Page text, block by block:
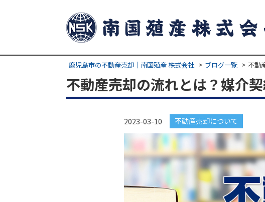
鹿児島市の不動産売却｜南国殖産 株式会社 ブログ一覧 不動
不動産売却の流れとは？媒介
2023-03-10 不動産売却について